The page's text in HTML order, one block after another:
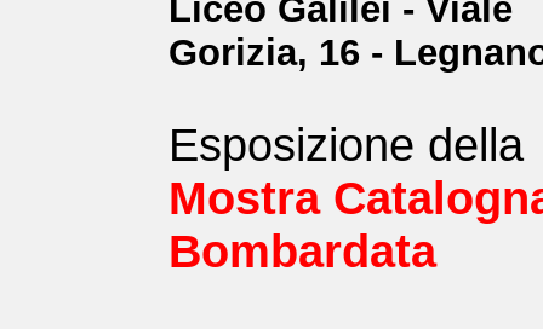
Liceo Galilei - Viale
Gorizia, 16 -
Esposizione della
Mostra
Bombardata